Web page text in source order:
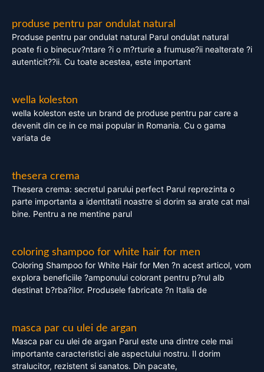
produse pentru par ondulat natural
Produse pentru par ondulat natural Parul ondulat natural
poate fi o binecuv?ntare ?i o m?rturie a frumuse?ii nealterate ?i
autenticit??ii. Cu toate acestea, este important
wella koleston
wella koleston este un brand de produse pentru par care a
devenit din ce in ce mai popular in Romania. Cu o gama
variata de
thesera crema
Thesera crema: secretul parului perfect Parul reprezinta o
parte importanta a identitatii noastre si dorim sa arate cat mai
bine. Pentru a ne mentine parul
coloring shampoo for white hair for men
Coloring Shampoo for White Hair for Men ?n acest articol, vom
explora beneficiile ?amponului colorant pentru p?rul alb
destinat b?rba?ilor. Produsele fabricate ?n Italia de
masca par cu ulei de argan
Masca par cu ulei de argan Parul este una dintre cele mai
importante caracteristici ale aspectului nostru. Il dorim
stralucitor, rezistent si sanatos. Din pacate,